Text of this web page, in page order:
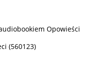
Opowieści
(560123)